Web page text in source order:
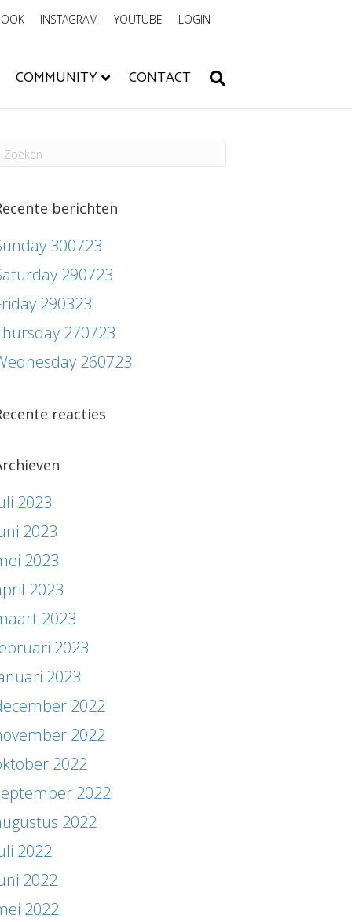
INSTAGRAM YOUTUBE LOGIN
COMMUNITY CONTACT
berichten
300723
290723
290323
270723
260723
reacties
2023
2023
2023
2023
2023
2023
2023
2022
2022
2022
2022
2022
2022
2022
2022